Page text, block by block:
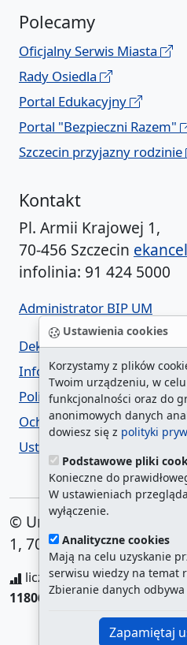
Ustawienia cookies
Korzystamy z plików
Twoim urządzeniu, w
funkcjonalności oraz do
anonimowych danych
dowiesz się z polityki
Podstawowe pliki
Konieczne do
W ustawieniach
wyłączenie.
Analityczne cookies
Mają na celu uzyskanie
serwisu wiedzy na temat
Zbieranie danych
Zapamiętaj
Polecamy
Oficjalny Serwis Miasta
Rady Osiedla
Portal Edukacyjny
Portal "Bezpieczni Razem"
Szczecin przyjazny rodzinie
Kontakt
Pl. Armii Krajowej 1,
70-456 Szczecin
infolinia: 91 424 5000
Administrator BIP UM
Deklaracja dostępności
Informacja o urzędzie w
Polityka prywatności
Ochrona danych
Ustawienia cookies
© Urząd Miasta
1, 70-456 Szczecin
liczba wyświetleń:
118061/najczęściej